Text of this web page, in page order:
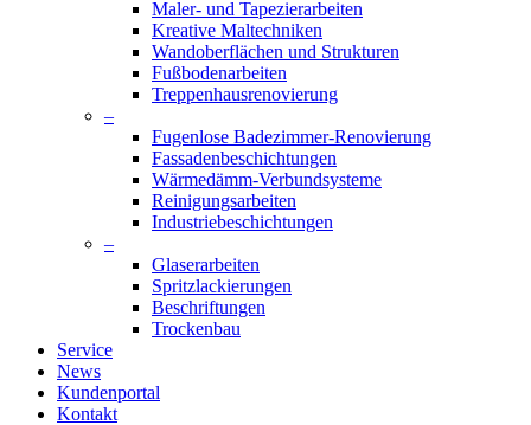
Maler- und Tapezierarbeiten
Kreative Maltechniken
Wandoberflächen und Strukturen
Fußbodenarbeiten
Treppenhausrenovierung
–
Fugenlose Badezimmer-Renovierung
Fassadenbeschichtungen
Wärmedämm-Verbundsysteme
Reinigungsarbeiten
Industriebeschichtungen
–
Glaserarbeiten
Spritzlackierungen
Beschriftungen
Trockenbau
Service
News
Kundenportal
Kontakt